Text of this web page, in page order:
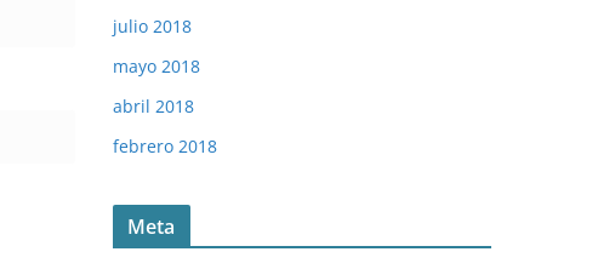
julio 2018
mayo 2018
abril 2018
febrero 2018
Meta